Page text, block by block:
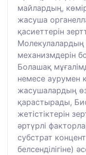
майлардың,
жасуша
қасиеттерін
Молекулалардың
механизмдерін
Болашақ
немесе аурумен
жасушалардың
қарастырады,
жетістіктерін
әртүрлі
субстрат
белсенділігіне)